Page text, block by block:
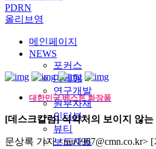
PDRN
올리브영
메인페이지
NEWS
포커스
마케팅
연구개발
원부자재
인터뷰
뷰티
보도자료
대한민국 베스트 화장품
[데스크칼럼] 식약처의 보이지 않
문상록 기자 <mir1967@cmn.co.kr> [